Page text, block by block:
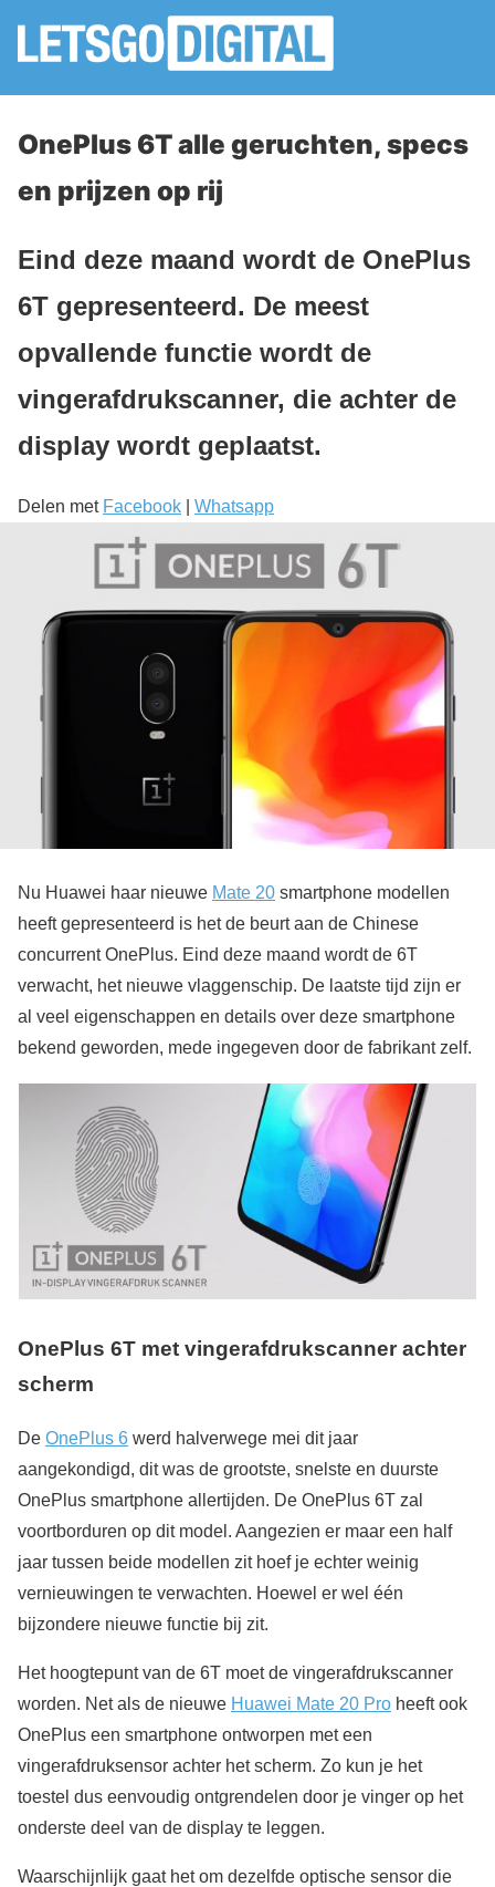
OnePlus 6T alle geruchten, specs
en prijzen op rij
Eind deze maand wordt de OnePlus
6T gepresenteerd. De meest
opvallende functie wordt de
vingerafdrukscanner, die achter de
display wordt geplaatst.
Delen met Facebook Whatsapp
Nu Huawei haar nieuwe Mate 20 smartphone modellen
heeft gepresenteerd is het de beurt aan de Chinese
concurrent OnePlus. Eind deze maand wordt de 6T
verwacht, het nieuwe vlaggenschip. De laatste tijd zijn er
al veel eigenschappen en details over deze smartphone
bekend geworden, mede ingegeven door de fabrikant zelf.
OnePlus 6T met vingerafdrukscanner achter
scherm
De OnePlus 6 werd halverwege mei dit jaar
aangekondigd, dit was de grootste, snelste en duurste
OnePlus smartphone allertijden. De OnePlus 6T zal
voortborduren op dit model. Aangezien er maar een half
jaar tussen beide modellen zit hoef je echter weinig
vernieuwingen te verwachten. Hoewel er wel één
bijzondere nieuwe functie bij zit.
Het hoogtepunt van de 6T moet de vingerafdrukscanner
worden. Net als de nieuwe Huawei Mate 20 Pro heeft ook
OnePlus een smartphone ontworpen met een
vingerafdruksensor achter het scherm. Zo kun je het
toestel dus eenvoudig ontgrendelen door je vinger op het
onderste deel van de display te leggen.
Waarschijnlijk gaat het om dezelfde optische sensor die